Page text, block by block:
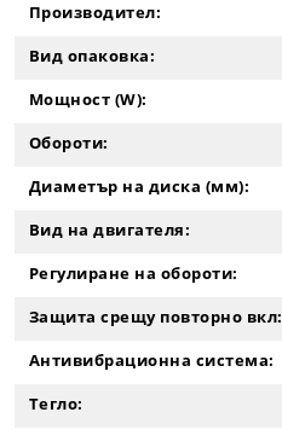
Производител:
Вид опаковка:
Мощност (W):
Обороти:
Диаметър на диска (мм):
Вид на двигателя:
Регулиране на обороти:
Защита срещу повторно вкл:
Антивибрационна система:
Тегло: